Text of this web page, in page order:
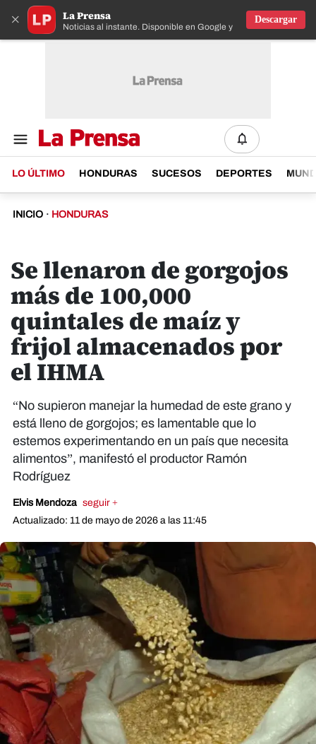
× La Prensa
Noticias al instante. Disponible en Google y IOS
Descargar
LO ÚLTIMO HONDURAS SUCESOS DEPORTES
INICIO · HONDURAS
Se llenaron de gorgojos
más de 100,000
quintales de maíz y
frijol almacenados por
el IHMA
“No supieron manejar la humedad de este grano y
está lleno de gorgojos; es lamentable que lo
estemos experimentando en un país que necesita
alimentos”, manifestó el productor Ramón
Rodríguez
Elvis Mendoza seguir +
Actualizado: 11 de mayo de 2026 a las 11:45